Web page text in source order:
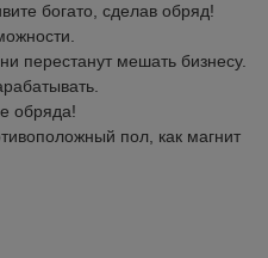
богато, сделав обряд!
перестанут мешать бизнесу.
обряда!
пол, как магнит